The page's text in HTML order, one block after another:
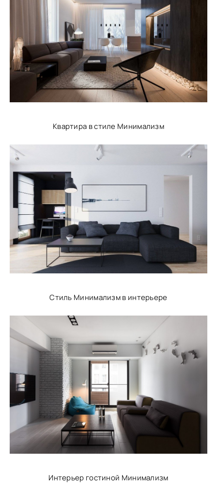
Квартира в стиле Минимализм
Стиль Минимализм в интерьере
Интерьер гостиной Минимализм